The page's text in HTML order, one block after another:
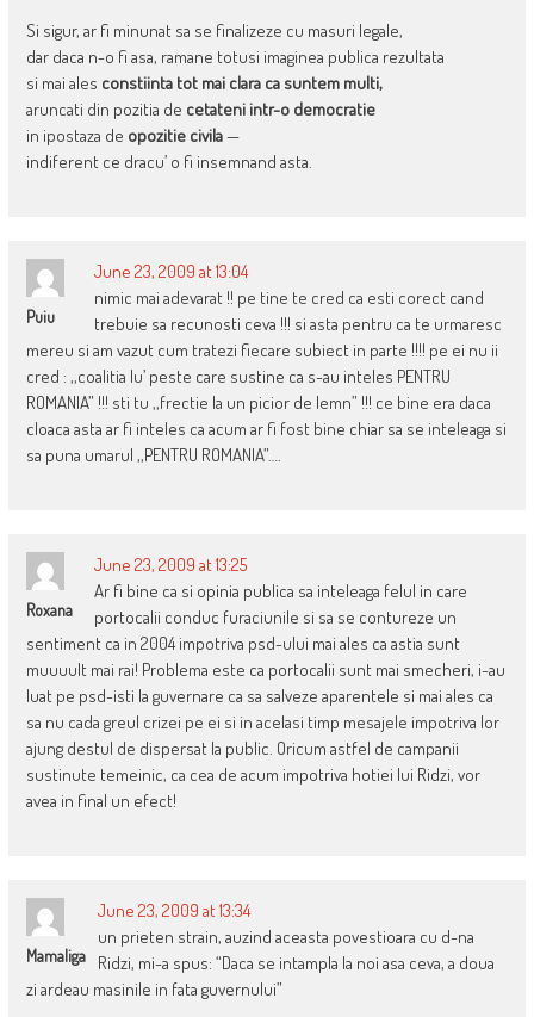
Si sigur, ar fi minunat sa se finalizeze cu masuri legale,
dar daca n-o fi asa, ramane totusi imaginea publica rezultata
si mai ales constiinta tot mai clara ca suntem multi,
aruncati din pozitia de cetateni intr-o democratie
in ipostaza de opozitie civila—
indiferent ce dracu’ o fi insemnand asta.
Puiu
June 23, 2009 at 13:04
nimic mai adevarat !! pe tine te cred ca esti corect cand
trebuie sa recunosti ceva !!! si asta pentru ca te urmaresc
mereu si am vazut cum tratezi fiecare subiect in parte !!!! pe ei nu ii
cred : ,,coalitia lu’ peste care sustine ca s-au inteles PENTRU
ROMANIA” !!! sti tu ,,frectie la un picior de lemn” !!! ce bine era daca
cloaca asta ar fi inteles ca acum ar fi fost bine chiar sa se inteleaga si
sa puna umarul ,,PENTRU ROMANIA”….
Roxana
June 23, 2009 at 13:25
Ar fi bine ca si opinia publica sa inteleaga felul in care
portocalii conduc furaciunile si sa se contureze un
sentiment ca in 2004 impotriva psd-ului mai ales ca astia sunt
muuuult mai rai! Problema este ca portocalii sunt mai smecheri, i-au
luat pe psd-isti la guvernare ca sa salveze aparentele si mai ales ca
sa nu cada greul crizei pe ei si in acelasi timp mesajele impotriva lor
ajung destul de dispersat la public. Oricum astfel de campanii
sustinute temeinic, ca cea de acum impotriva hotiei lui Ridzi, vor
avea in final un efect!
Mamaliga
June 23, 2009 at 13:34
un prieten strain, auzind aceasta povestioara cu d-na
Ridzi, mi-a spus: “Daca se intampla la noi asa ceva, a doua
zi ardeau masinile in fata guvernului”